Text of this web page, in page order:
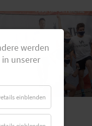
werden
unserer
einblenden